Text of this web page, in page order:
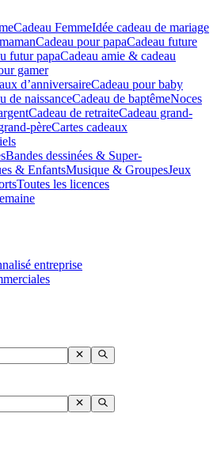
Cadeau FemmeIdée cadeau de mariage​
Cadeau pour papaCadeau future
futur papaCadeau amie & cadeau
gamer
d’anniversaireCadeau pour baby
de naissanceCadeau de baptêmeNoces
Cadeau de retraiteCadeau grand-
pèreCartes cadeaux
Bandes dessinées & Super-
& EnfantsMusique & GroupesJeux
Toutes les licences
entreprise